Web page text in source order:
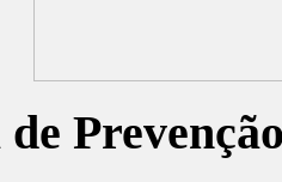
de